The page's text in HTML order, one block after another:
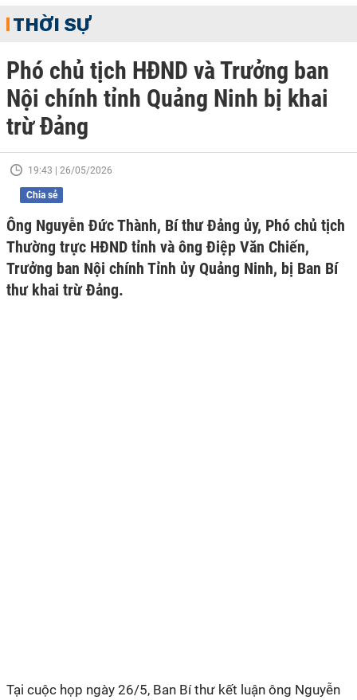
THỜI SỰ
Phó chủ tịch HĐND và Trưởng ban
Nội chính tỉnh Quảng Ninh bị khai
trừ Đảng
19:43 | 26/05/2026
Chia sẻ
Ông Nguyễn Đức Thành, Bí thư Đảng ủy, Phó chủ tịch
Thường trực HĐND tỉnh và ông Điệp Văn Chiến,
Trưởng ban Nội chính Tỉnh ủy Quảng Ninh, bị Ban Bí
thư khai trừ Đảng.
Tại cuộc họp ngày 26/5, Ban Bí thư kết luận ông Nguyễn